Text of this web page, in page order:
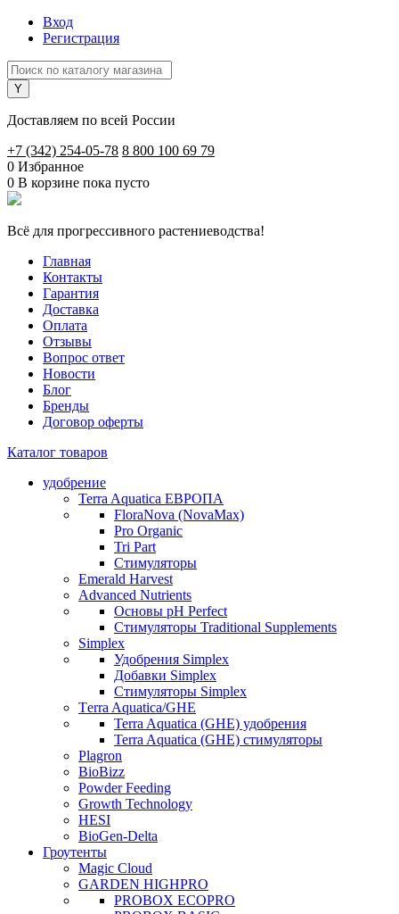
Вход
Регистрация
Доставляем по всей России
+7 (342) 254-05-78 8 800 100 69 79
0 Избранное
0 В корзине пока пусто
Всё для прогрессивного растениеводства!
Главная
Контакты
Гарантия
Доставка
Оплата
Отзывы
Вопрос ответ
Новости
Блог
Бренды
Договор оферты
Каталог товаров
удобрение
Terra Aquatica ЕВРОПА
FloraNova (NovaMax)
Pro Organic
Tri Part
Стимуляторы
Emerald Harvest
Advanced Nutrients
Основы pH Perfect
Стимуляторы Traditional Supplements
Simplex
Удобрения Simplex
Добавки Simplex
Стимуляторы Simplex
Тerra Aquatica/GHE
Terra Aquatica (GHE) удобрения
Terra Aquatica (GHE) стимуляторы
Plagron
BioBizz
Powder Feeding
Growth Technology
HESI
BioGen-Delta
Гроутенты
Magic Cloud
GARDEN HIGHPRO
PROBOX ECOPRO